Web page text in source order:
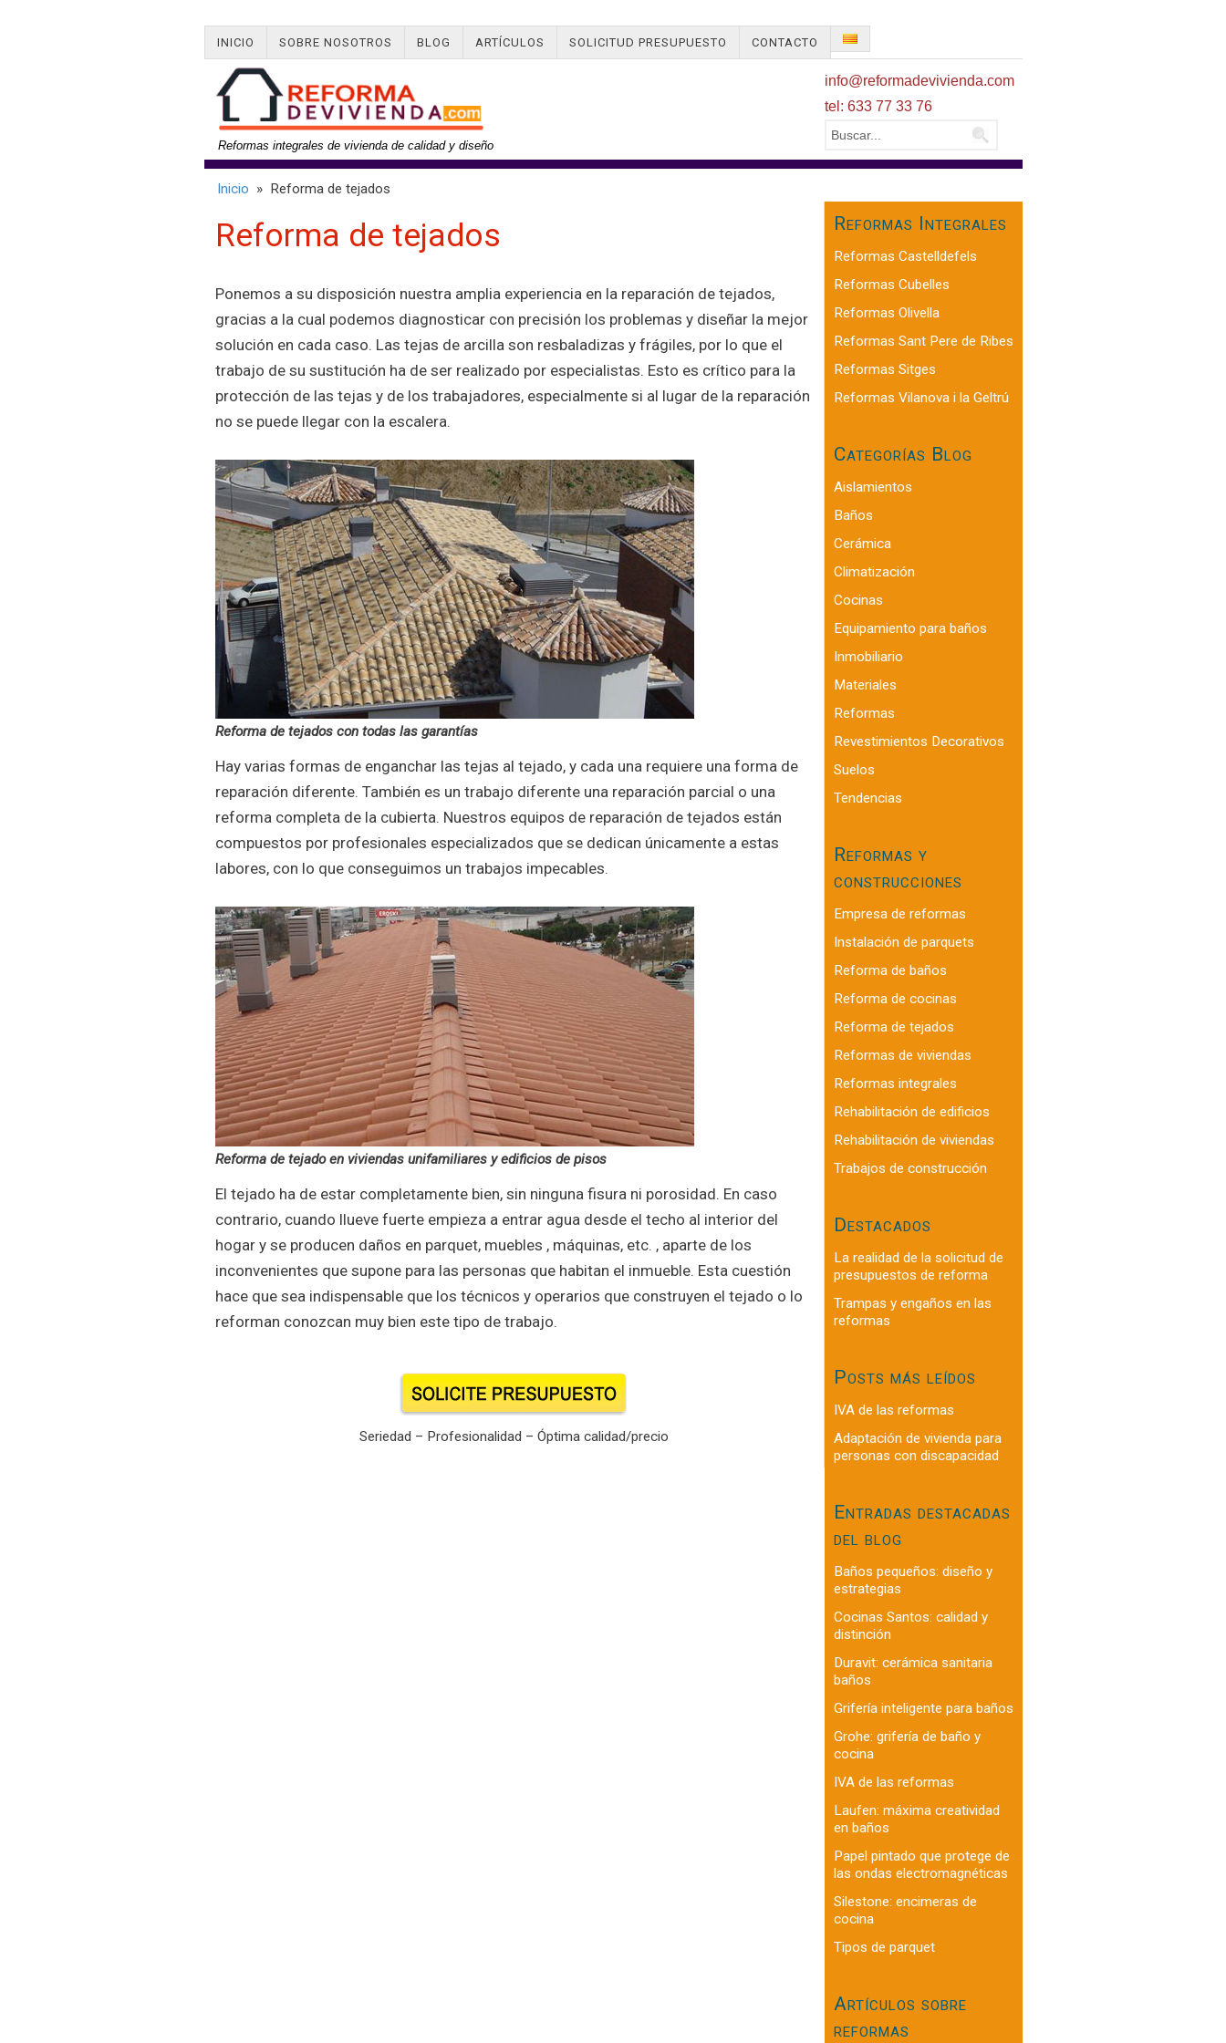
INICIO SOBRE NOSOTROS BLOG ARTÍCULOS SOLICITUD PRESUPUESTO CONTACTO
Reformas integrales de vivienda de calidad y diseño
info@reformadevivienda.com
tel: 633 77 33 76
Inicio » Reforma de tejados
Reforma de tejados
Ponemos a su disposición nuestra amplia experiencia en la reparación de tejados,
gracias a la cual podemos diagnosticar con precisión los problemas y diseñar la mejor
solución en cada caso. Las tejas de arcilla son resbaladizas y frágiles, por lo que el
trabajo de su sustitución ha de ser realizado por especialistas. Esto es crítico para la
protección de las tejas y de los trabajadores, especialmente si al lugar de la reparación
no se puede llegar con la escalera.
Reforma de tejados con todas las garantías
Hay varias formas de enganchar las tejas al tejado, y cada una requiere una forma de
reparación diferente. También es un trabajo diferente una reparación parcial o una
reforma completa de la cubierta. Nuestros equipos de reparación de tejados están
compuestos por profesionales especializados que se dedican únicamente a estas
labores, con lo que conseguimos un trabajos impecables.
Reforma de tejado en viviendas unifamiliares y edificios de pisos
El tejado ha de estar completamente bien, sin ninguna fisura ni porosidad. En caso
contrario, cuando llueve fuerte empieza a entrar agua desde el techo al interior del
hogar y se producen daños en parquet, muebles , máquinas, etc. , aparte de los
inconvenientes que supone para las personas que habitan el inmueble. Esta cuestión
hace que sea indispensable que los técnicos y operarios que construyen el tejado o lo
reforman conozcan muy bien este tipo de trabajo.
Seriedad – Profesionalidad – Óptima calidad/precio
Reformas Integrales
Reformas Castelldefels
Reformas Cubelles
Reformas Olivella
Reformas Sant Pere de Ribes
Reformas Sitges
Reformas Vilanova i la Geltrú
Categorías Blog
Aislamientos
Baños
Cerámica
Climatización
Cocinas
Equipamiento para baños
Inmobiliario
Materiales
Reformas
Revestimientos Decorativos
Suelos
Tendencias
Reformas y
construcciones
Empresa de reformas
Instalación de parquets
Reforma de baños
Reforma de cocinas
Reforma de tejados
Reformas de viviendas
Reformas integrales
Rehabilitación de edificios
Rehabilitación de viviendas
Trabajos de construcción
Destacados
La realidad de la solicitud de
presupuestos de reforma
Trampas y engaños en las
reformas
Posts más leídos
IVA de las reformas
Adaptación de vivienda para
personas con discapacidad
Entradas destacadas
del blog
Baños pequeños: diseño y
estrategias
Cocinas Santos: calidad y
distinción
Duravit: cerámica sanitaria
baños
Grifería inteligente para baños
Grohe: grifería de baño y
cocina
IVA de las reformas
Laufen: máxima creatividad
en baños
Papel pintado que protege de
las ondas electromagnéticas
Silestone: encimeras de
cocina
Tipos de parquet
Artículos sobre
reformas